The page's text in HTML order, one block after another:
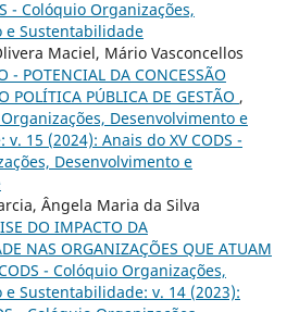
- Colóquio Organizações,
e Sustentabilidade
Maciel, Mário Vasconcellos
- POTENCIAL DA CONCESSÃO
POLÍTICA PÚBLICA DE GESTÃO ,
Desenvolvimento e
15 (2024): Anais do XV CODS -
Desenvolvimento e
Ângela Maria da Silva
DO IMPACTO DA
NAS ORGANIZAÇÕES QUE ATUAM
- Colóquio Organizações,
e Sustentabilidade: v. 14 (2023):